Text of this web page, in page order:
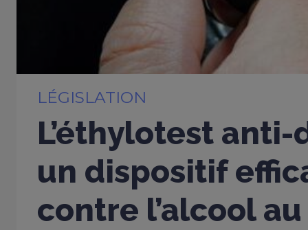
LÉGISLATION
L’éthylotest
un dispositif
contre l’alcool